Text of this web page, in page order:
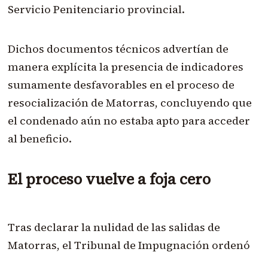
Servicio Penitenciario provincial.
Dichos documentos técnicos advertían de
manera explícita la presencia de indicadores
sumamente desfavorables en el proceso de
resocialización de Matorras, concluyendo que
el condenado aún no estaba apto para acceder
al beneficio.
El proceso vuelve a foja cero
Tras declarar la nulidad de las salidas de
Matorras, el Tribunal de Impugnación ordenó